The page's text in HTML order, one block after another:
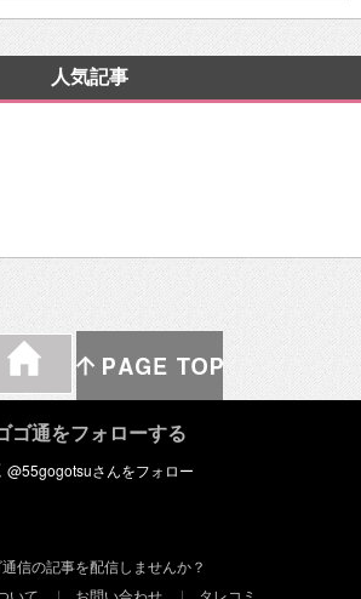
人気記事
ゴ通をフォローする
通信の記事を配信しませんか？